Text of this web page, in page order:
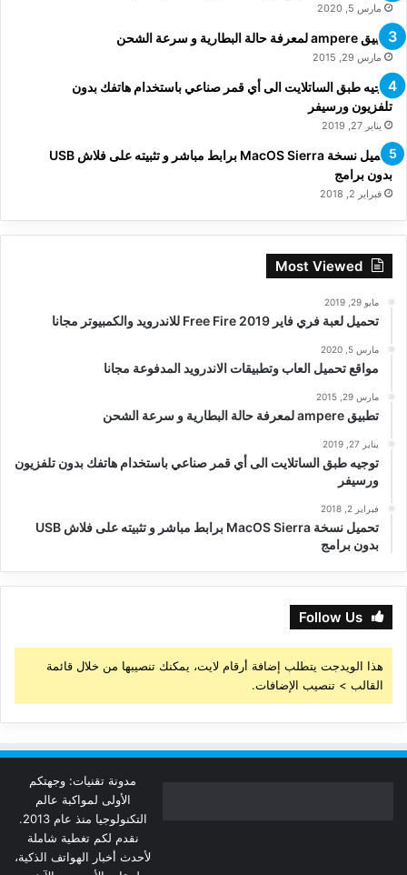
مارس 5, 2020
تطبيق ampere لمعرفة حالة البطارية و سرعة الشحن
مارس 29, 2015
توجيه طبق الساتلايت الى أي قمر صناعي باستخدام هاتفك بدون
تلفزيون ورسيفر
يناير 27, 2019
تحميل نسخة MacOS Sierra برابط مباشر و تثبيته على فلاش USB
بدون برامج
فبراير 2, 2018
Most Viewed
مايو 29, 2019
تحميل لعبة فري فاير Free Fire 2019 للاندرويد والكمبيوتر مجانا
مارس 5, 2020
مواقع تحميل العاب وتطبيقات الاندرويد المدفوعة مجانا
مارس 29, 2015
تطبيق ampere لمعرفة حالة البطارية و سرعة الشحن
يناير 27, 2019
توجيه طبق الساتلايت الى أي قمر صناعي باستخدام هاتفك بدون تلفزيون
ورسيفر
فبراير 2, 2018
تحميل نسخة MacOS Sierra برابط مباشر و تثبيته على فلاش USB
بدون برامج
Follow Us
هذا الويدجت يتطلب إضافة أرقام لايت، يمكنك تنصيبها من خلال قائمة
القالب > تنصيب الإضافات.
مدونة تقنيات: وجهتكم
الأولى لمواكبة عالم
التكنولوجيا منذ عام 2013.
نقدم لكم تغطية شاملة
لأحدث أخبار الهواتف الذكية،